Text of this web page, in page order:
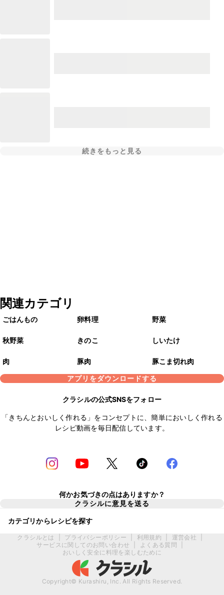
続きをもっと見る
関連カテゴリ
ごはんもの 卵料理 野菜
秋野菜 きのこ しいたけ
肉 豚肉
豚こま切れ肉
アプリをダウンロードする
クラシルの公式SNSをフォロー
「きちんとおいしく作れる」をコンセプトに、簡単においしく作れる
レシピ動画を毎日配信しています。
何かお気づきの点はありますか？
クラシルに意見を送る
カテゴリからレシピを探す
クラシルとは プライバシーポリシー 利用規約 運営会社
サービスに関してのお問い合わせ
よくある質問
おいしく安全に料理を楽しむために
Copyright© Kurashiru, Inc. All Rights Reserved.